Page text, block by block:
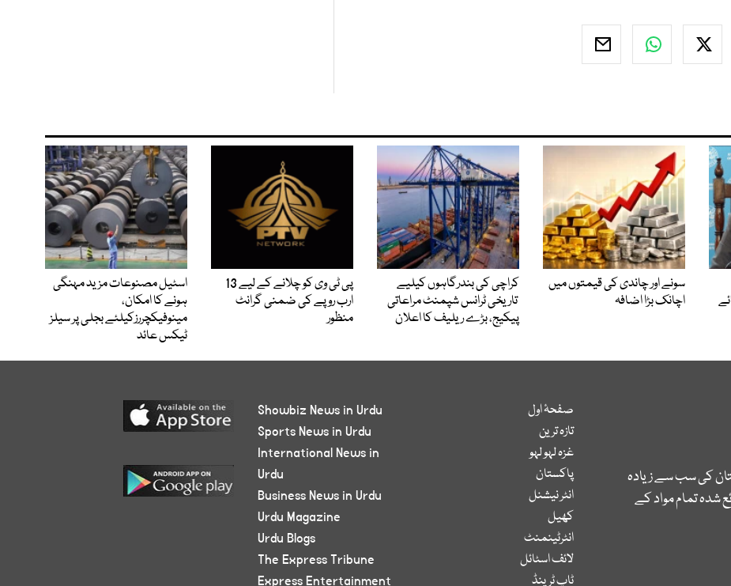
سونے اور چاندی کی قیمتوں میں
اچانک بڑا اضافہ
کراچی کی بندرگاہوں کیلیے
تاریخی ٹرانس شپمنٹ مراعاتی
پیکیج، بڑے ریلیف کا اعلان
پی ٹی وی کو چلانے کے لیے 13
ارب روپے کی ضمنی گرانٹ
منظور
اسٹیل مصنوعات مزید مہنگی
ہونے کا امکان،
مینوفیکچررزکیلئے بجلی پر سیلز
ٹیکس عائد
کی سب سے زیادہ
شدہ تمام مواد کے
صفحۂ اول
تازہ ترین
غزہ لہو لہو
پاکستان
انٹر نیشنل
کھیل
انٹرٹینمنٹ
لائف اسٹائل
ٹاپ ٹرینڈ
Showbiz News in Urdu
Sports News in Urdu
International News in
Urdu
Business News in Urdu
Urdu Magazine
Urdu Blogs
The Express Tribune
Express Entertainment